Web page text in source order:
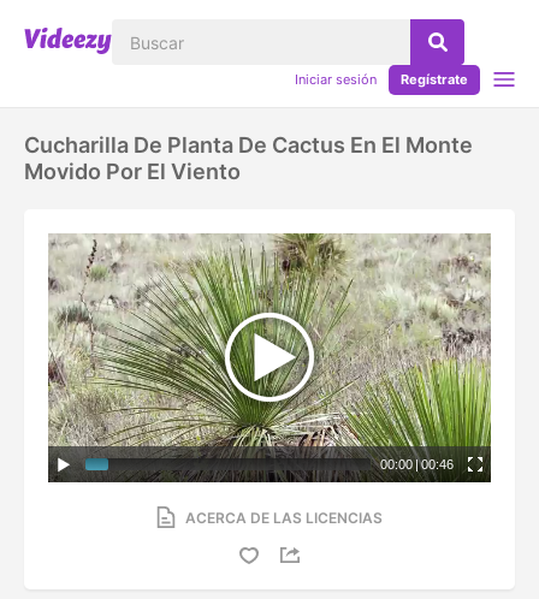
Iniciar sesión Regístrate
Cucharilla De Planta De Cactus En El Monte
Movido Por El Viento
00:00|00:46
ACERCA DE LAS LICENCIAS